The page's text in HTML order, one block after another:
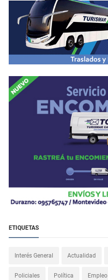
ETIQUETAS
Interés General Actualidad
Policiales Política Empleo